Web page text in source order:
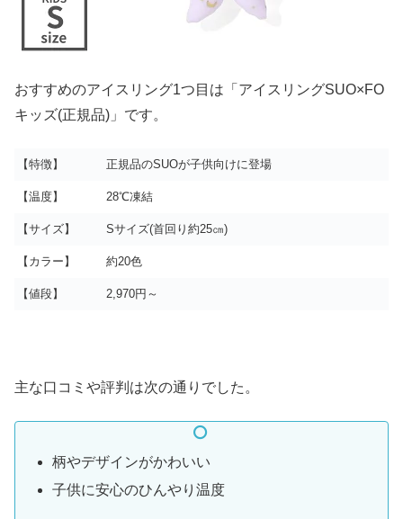
おすすめのアイスリング1つ目は「アイスリングSUO×FO
キッズ(正規品)」です。
【特徴】 正規品のSUOが子供向けに登場
【温度】 28℃凍結
【サイズ】 Sサイズ(首回り約25㎝)
【カラー】 約20色
【値段】 2,970円～
主な口コミや評判は次の通りでした。
柄やデザインがかわいい
子供に安心のひんやり温度